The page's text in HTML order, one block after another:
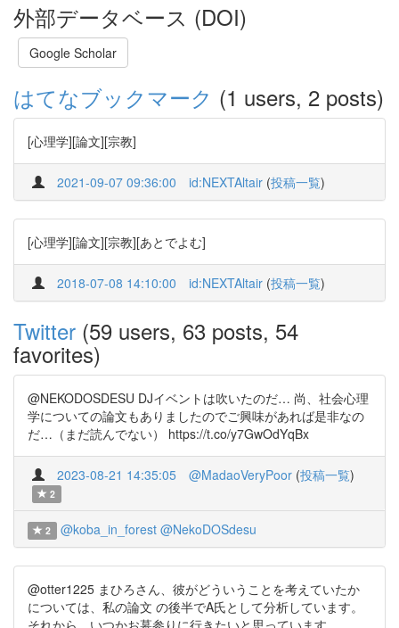
外部データベース (DOI)
Google Scholar
はてなブックマーク (1 users, 2 posts)
[心理学][論文][宗教]
2021-09-07 09:36:00 id:NEXTAltair (投稿一覧)
[心理学][論文][宗教][あとでよむ]
2018-07-08 14:10:00 id:NEXTAltair (投稿一覧)
Twitter (59 users, 63 posts, 54
favorites)
@NEKODOSDESU DJイベントは吹いたのだ… 尚、社会心理
学についての論文もありましたのでご興味があれば是非なの
だ…（まだ読んでない） https://t.co/y7GwOdYqBx
2023-08-21 14:35:05 @MadaoVeryPoor (投稿一覧)
2
2 @koba_in_forest @NekoDOSdesu
@otter1225 まひろさん、彼がどういうことを考えていたか
については、私の論文 の後半でA氏として分析しています。
それから、いつかお墓参りに行きたいと思っています。